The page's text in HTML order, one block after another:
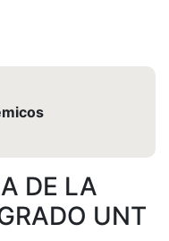
DE LA
UNT